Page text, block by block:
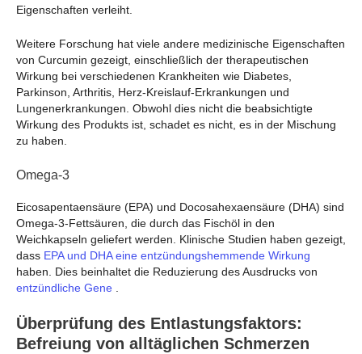
Eigenschaften verleiht.
Weitere Forschung hat viele andere medizinische Eigenschaften
von Curcumin gezeigt, einschließlich der therapeutischen
Wirkung bei verschiedenen Krankheiten wie Diabetes,
Parkinson, Arthritis, Herz-Kreislauf-Erkrankungen und
Lungenerkrankungen. Obwohl dies nicht die beabsichtigte
Wirkung des Produkts ist, schadet es nicht, es in der Mischung
zu haben.
Omega-3
Eicosapentaensäure (EPA) und Docosahexaensäure (DHA) sind
Omega-3-Fettsäuren, die durch das Fischöl in den
Weichkapseln geliefert werden. Klinische Studien haben gezeigt,
dass EPA und DHA eine entzündungshemmende Wirkung
haben. Dies beinhaltet die Reduzierung des Ausdrucks von
entzündliche Gene
Überprüfung des Entlastungsfaktors:
Befreiung von alltäglichen Schmerzen